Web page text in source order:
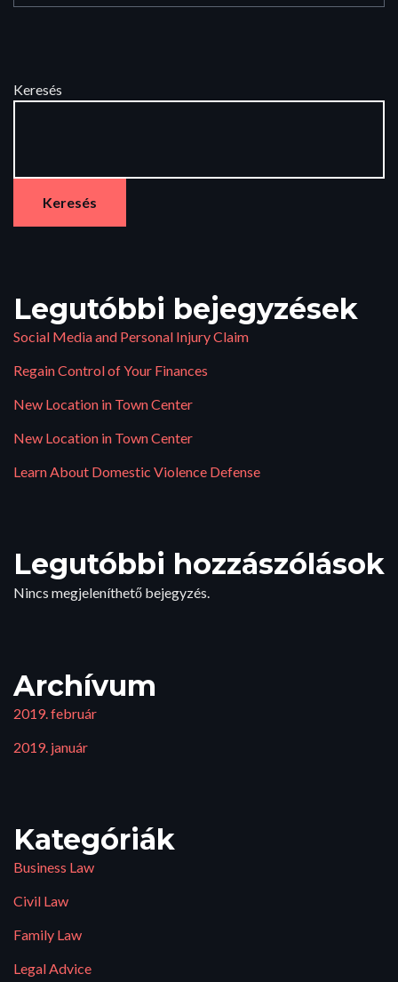
Keresés
Keresés
Legutóbbi bejegyzések
Social Media and Personal Injury Claim
Regain Control of Your Finances
New Location in Town Center
New Location in Town Center
Learn About Domestic Violence Defense
Legutóbbi hozzászólások
Nincs megjeleníthető bejegyzés.
Archívum
2019. február
2019. január
Kategóriák
Business Law
Civil Law
Family Law
Legal Advice